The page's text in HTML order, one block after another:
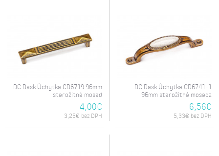
DC Dask Úchytka CD6719 96mm
starožitná mosad
4,00€
3,25€ bez DPH
DC Dask Úchytka CD6741-1
96mm starožitná mosadz
6,56€
5,33€ bez DPH